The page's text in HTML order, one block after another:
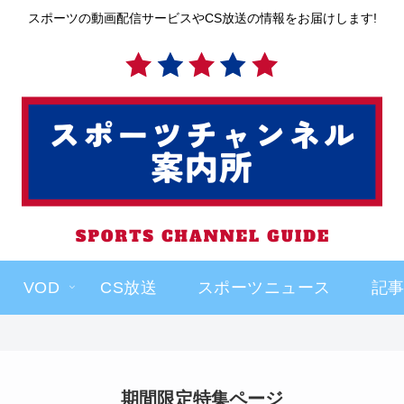
スポーツの動画配信サービスやCS放送の情報をお届けします!
VOD CS放送 スポーツニュース 記
期間限定特集ページ